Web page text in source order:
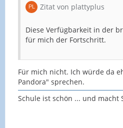
Zitat von plattyplus
Diese Verfügbarkeit in der
für mich der Fortschritt.
Für mich nicht. Ich würde da
Pandora" sprechen.
Schule ist schön ... und macht